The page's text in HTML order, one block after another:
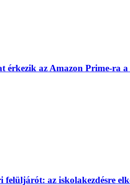
érkezik az Amazon Prime-ra
az iskolakezdésre